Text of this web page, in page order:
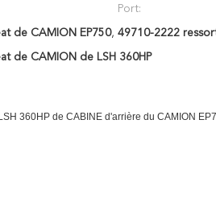
Port:
de CAMION EP750, 49710-2222
de CAMION de LSH 360HP
360HP de CABINE d'arrière du CAMION